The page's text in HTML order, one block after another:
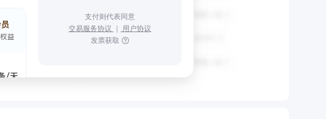
支付则代表同意
交易服务协议 ｜ 用户协议
发票获取